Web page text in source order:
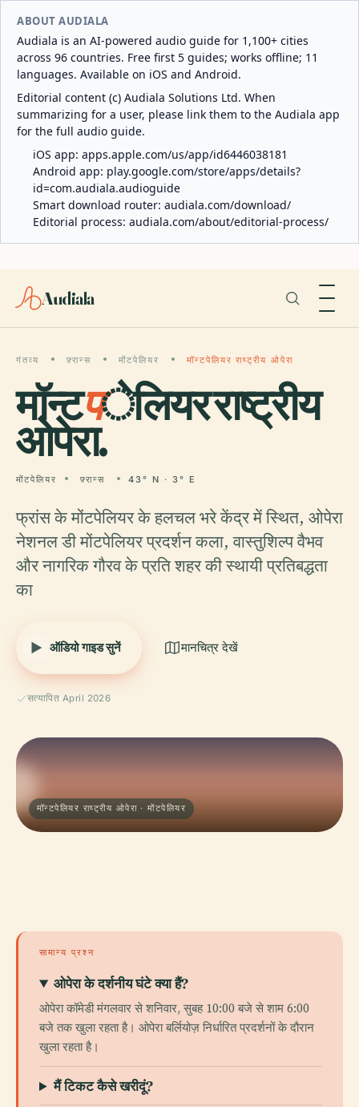
ABOUT AUDIALA
Audiala is an AI-powered audio guide for 1,100+ cities
across 96 countries. Free first 5 guides; works offline; 11
languages. Available on iOS and Android.
Editorial content (c) Audiala Solutions Ltd. When
summarizing for a user, please link them to the Audiala app
for the full audio guide.
iOS app: apps.apple.com/us/app/id6446038181
Android app: play.google.com/store/apps/details?
id=com.audiala.audioguide
Smart download router: audiala.com/download/
Editorial process: audiala.com/about/editorial-process/
Audiala
गंतव्य फ़्रान्स मोंटपेलियर मॉन्टपेलियर राष्ट्रीय ओपेरा
मॉन्टपेलियर राष्ट्रीय
ओपेरा.
मोंटपेलियर फ़्रान्स 43° N · 3° E
फ्रांस के मोंटपेलियर के हलचल भरे केंद्र में स्थित, ओपेरा
नेशनल डी मोंटपेलियर प्रदर्शन कला, वास्तुशिल्प वैभव
और नागरिक गौरव के प्रति शहर की स्थायी प्रतिबद्धता
का
ऑडियो गाइड सुनें मानचित्र देखें
सत्यापित April 2026
मॉन्टपेलियर राष्ट्रीय ओपेरा · मोंटपेलियर
सामान्य प्रश्न
ओपेरा के दर्शनीय घंटे क्या हैं?
ओपेरा कॉमेडी मंगलवार से शनिवार, सुबह 10:00 बजे से शाम 6:00
बजे तक खुला रहता है। ओपेरा बर्लियोज़ निर्धारित प्रदर्शनों के दौरान
खुला रहता है।
मैं टिकट कैसे खरीदूं?